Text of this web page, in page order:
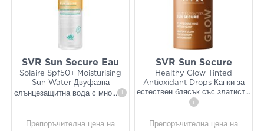
SVR Sun Secure Eau
Solaire Spf50+ Moisturising
Sun Water Двуфазна
слънцезащитна вода с мно... i
Препоръчителна цена на
SVR Sun Secure
Healthy Glow Tinted
Antioxidant Drops Капки за
естествен блясък със златист...
i
Препоръчителна цена на